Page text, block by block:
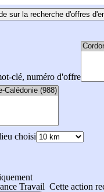
sur la recherche d'offres
clé, numéro d'offre
choisi
Travail Cette action